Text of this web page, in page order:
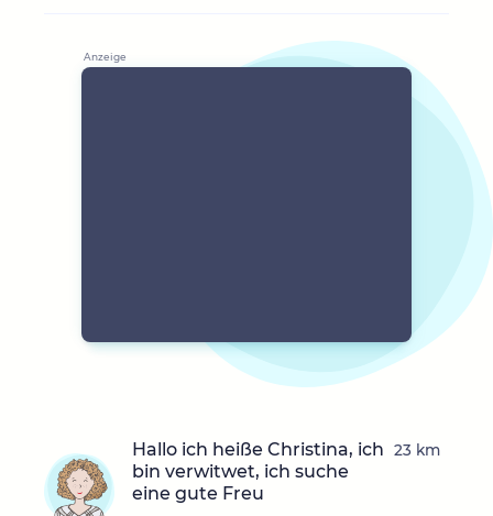
Hallo ich heiße Christina, ich
bin verwitwet, ich suche
eine gute Freu
23 km